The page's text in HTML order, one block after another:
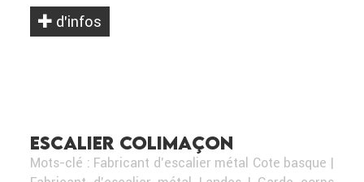
d’infos
ESCALIER COLIMAÇON
Mots-clé : Fabricant d'escalier métal Cote basque |